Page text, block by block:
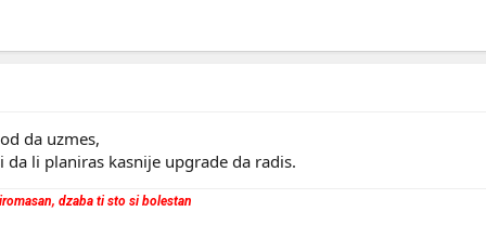
da uzmes,
da li planiras kasnije upgrade da radis.
dzaba ti sto si bolestan